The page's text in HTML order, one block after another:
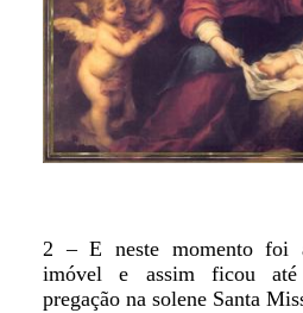
2 – E neste momento foi
imóvel e assim ficou até
pregação na solene Santa